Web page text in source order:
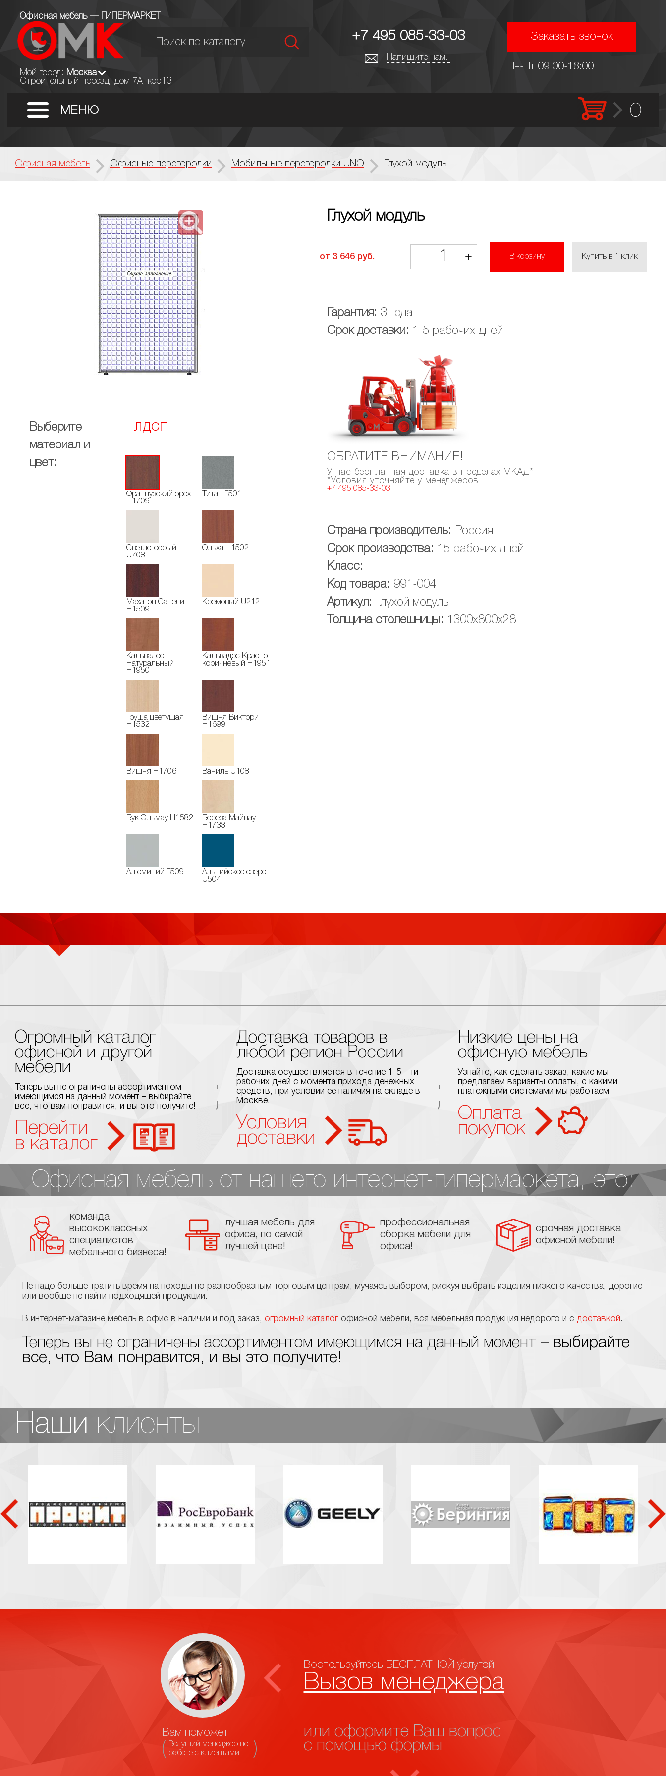
Офисная мебель — ГИПЕРМАРКЕТ
Мой город:
Москва
Строительный проезд, дом 7А, кор13
+7 495 085-33-03
Напишите нам..
Заказать звонок
Пн-Пт 09:00-18:00
0
Офисная мебель Офисные перегородки Мобильные перегородки UNO Глухой модуль
Выберите
материал и
цвет:
ЛДСП
Французский орех
H1709
Титан F501
Светло-серый
U708
Ольха Н1502
Махагон Сапели
H1509
Кремовый U212
Кальвадос
Натуральный
H1950
Кальвадос Красно-
коричневый H1951
Груша цветущая
H1532
Вишня Виктори
H1699
Вишня H1706 Ваниль U108
Бук Эльмау H1582
Береза Майнау
H1733
Алюминий F509
Альпийское озеро
U504
Глухой модуль
от 3 646 руб. – 1 + В корзину Купить в 1 клик
Гарантия: 3 года
Срок доставки: 1-5 рабочих дней
ОБРАТИТЕ ВНИМАНИЕ!
У нас бесплатная доставка в пределах МКАД*
*Условия уточняйте у менеджеров
+7 495 085-33-03
Страна производитель: Россия
Срок производства: 15 рабочих дней
Класс:
Код товара: 991-004
Артикул:
Глухой модуль
Толщина столешницы: 1300х800х28
Огромный каталог
офисной и другой
мебели
Теперь вы не ограничены ассортиментом
имеющимся на данный момент – выбирайте
все, что вам понравится, и вы это получите!
Перейти
в каталог
Доставка товаров в
любой регион России
Доставка осуществляется в течение 1-5 - ти
рабочих дней с момента прихода денежных
средств, при условии ее наличия на складе в
Москве.
Условия
доставки
Низкие цены на
офисную мебель
Узнайте, как сделать заказ, какие мы
предлагаем варианты оплаты, с какими
платежными системами мы работаем.
Оплата
покупок
Офисная мебель от нашего интернет-гипермаркета, это:
команда
высококлассных
специалистов
мебельного бизнеса!
лучшая мебель для
офиса, по самой
лучшей цене!
профессиональная
сборка мебели для
офиса!
срочная доставка
офисной мебели!
Не надо больше тратить время на походы по разнообразным торговым центрам, мучаясь выбором, рискуя выбрать изделия низкого качества, дорогие
или вообще не найти подходящей продукции.
В интернет-магазине мебель в офис в наличии и под заказ, огромный каталог офисной мебели, вся мебельная продукция недорого и с доставкой.
Теперь вы не ограничены ассортиментом имеющимся на данный момент – выбирайте
все, что Вам понравится, и вы это получите!
Наши клиенты
Вам поможет
Ведущий менеджер по
работе с клиентами
Воспользуйтесь БЕСПЛАТНОЙ услугой -
Вызов менеджера
или оформите Ваш вопрос
с помощью формы